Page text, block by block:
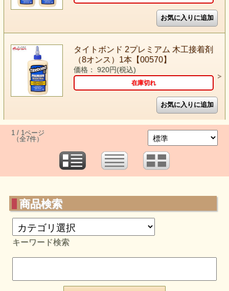
タイトボンド 2プレミアム 木工接着剤
（8オンス）1本【00570】
価格： 920円(税込)
在庫切れ
1 / 1ページ
（全7件）
商品検索
キーワード検索